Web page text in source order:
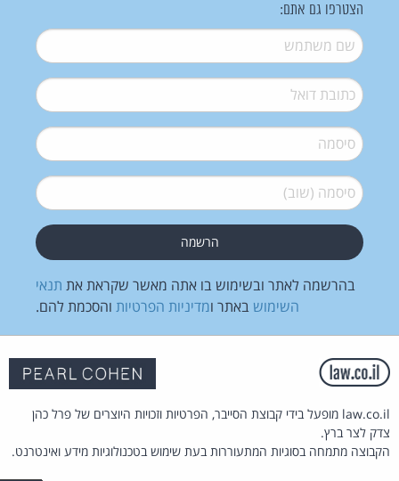
הצטרפו גם אתם:
שם משתמש*
דואל*
סיסמה*
סיסמה (שוב)*
בהרשמה לאתר ובשימוש בו אתה מאשר שקראת את תנאי
השימוש באתר ומדיניות הפרטיות והסכמת להם.
law.co.il מופעל בידי קבוצת הסייבר, הפרטיות וזכויות היוצרים של פרל כהן
צדק לצר ברץ.
הקבוצה מתמחה בסוגיות המתעוררות בעת שימוש בטכנולוגיות מידע ואינטרנט.